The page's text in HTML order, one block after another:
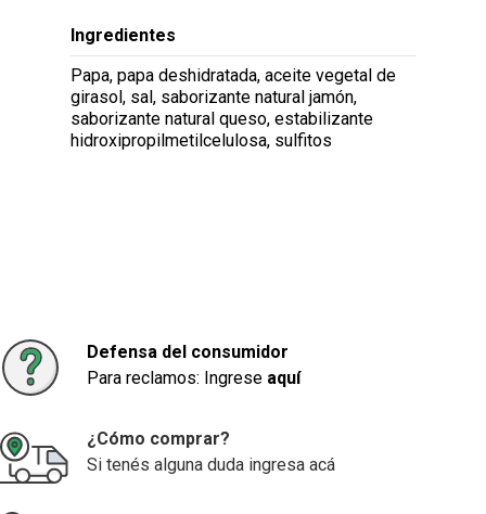
Ingredientes
Papa, papa deshidratada, aceite vegetal de
girasol, sal, saborizante natural jamón,
saborizante natural queso, estabilizante
hidroxipropilmetilcelulosa, sulfitos
Defensa del consumidor
Para reclamos: Ingrese aquí
¿Cómo comprar?
Si tenés alguna duda ingresa acá